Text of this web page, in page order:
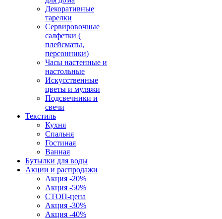
Декоративные
тарелки
Сервировочные
салфетки (
плейсматы,
персонники)
Часы настенные и
настольные
Искусственные
цветы и муляжи
Подсвечники и
свечи
Текстиль
Кухня
Спальня
Гостиная
Ванная
Бутылки для воды
Акции и распродажи
Акция -20%
Акция -50%
СТОП-цена
Акция -30%
Акция -40%